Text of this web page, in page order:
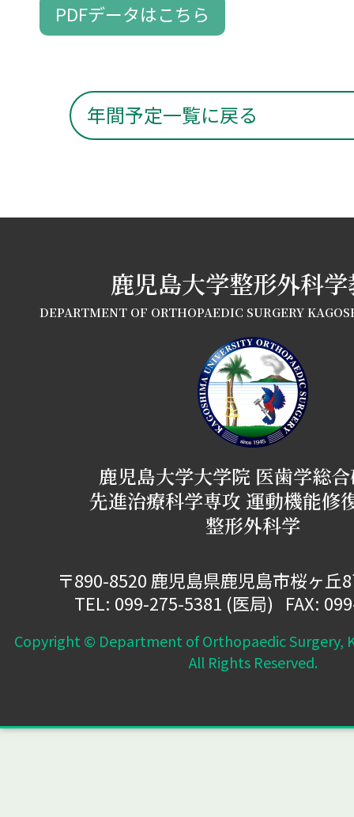
PDFデータはこちら
年間予定一覧に戻る
鹿児島大学整形外科
DEPARTMENT OF ORTHOPAEDIC SURGERY
鹿児島大学大学院 医歯学総
先進治療科学専攻 運動機能修
整形外科学
〒890-8520 鹿児島県鹿児島市桜ヶ丘
TEL: 099-275-5381 (医局) FAX:
Copyright © Department of Orthopaedic Surgery,
All Rights Reserved.